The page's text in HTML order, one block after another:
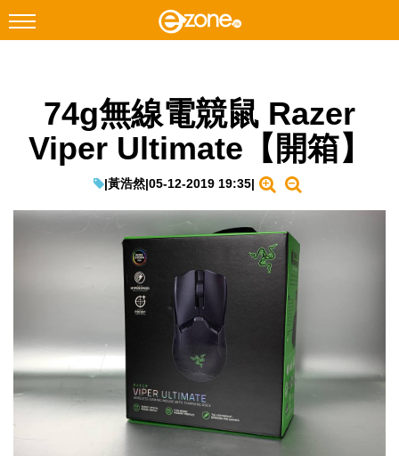
Facebook Instagram
科技焦點
遊戲動漫
生成式AI與雲端應用
Enterprise Digital Transformation
74g無線電競鼠 Razer
Viper Ultimate【開箱】
|黃浩然|05-12-2019 19:35|